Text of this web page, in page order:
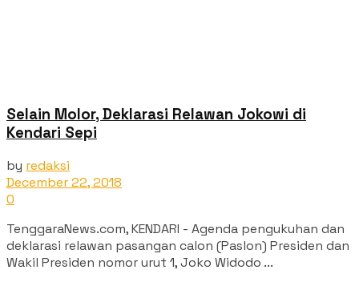
Selain Molor, Deklarasi Relawan Jokowi di
Kendari Sepi
by redaksi
December 22, 2018
0
TenggaraNews.com, KENDARI - Agenda pengukuhan dan
deklarasi relawan pasangan calon (Paslon) Presiden dan
Wakil Presiden nomor urut 1, Joko Widodo ...